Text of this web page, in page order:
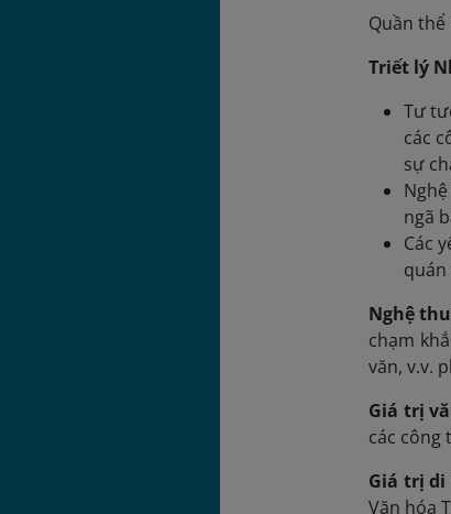
Quần
Triết lý
Tư
các
sự
ngã
Các
Nghệ
chạm
văn, v.v.
Giá trị
các công
Giá trị di
Văn hóa